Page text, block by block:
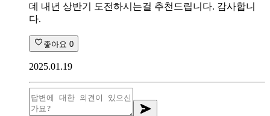
데 내년 상반기 도전하시는걸 추천드립니다. 감사합니
다.
좋아요 0
2025.01.19